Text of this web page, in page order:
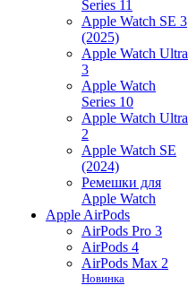
Series 11
Apple Watch SE 3
(2025)
Apple Watch Ultra
3
Apple Watch
Series 10
Apple Watch Ultra
2
Apple Watch SE
(2024)
Ремешки для
Apple Watch
Apple AirPods
AirPods Pro 3
AirPods 4
AirPods Max 2
Новинка